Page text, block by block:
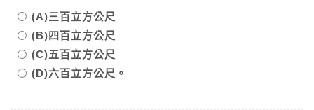
(A)三百立方公尺
(B)四百立方公尺
(C)五百立方公尺
(D)六百立方公尺。